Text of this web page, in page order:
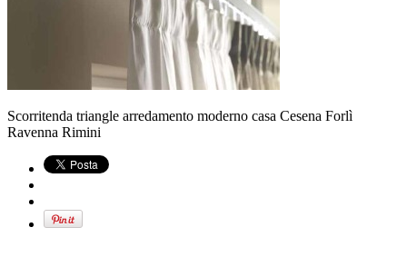
Scorritenda triangle arredamento moderno casa Cesena Forlì
Ravenna Rimini